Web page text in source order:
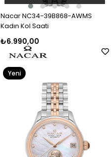
Nacar NC34-39B868-AWMS
Kadın Kol Saati
₺6.990,00
Yeni